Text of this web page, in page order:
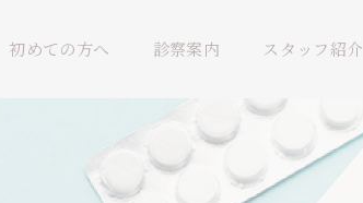
初めての方へ 診察案内 スタッフ紹介